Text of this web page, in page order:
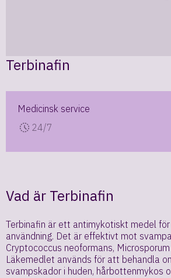
Terbinafin
Medicinsk service
24/7
Vad är Terbinafin
Terbinafin är ett antimykotiskt medel
användning. Det är effektivt mot
Cryptococcus neoformans,
Läkemedlet används för att behandla
svampskador i huden, hårbottenmykos